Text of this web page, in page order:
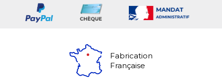
Fabrication
Française